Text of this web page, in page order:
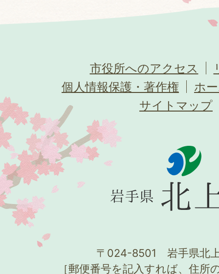
市役所へのアクセス
個人情報保護・著作権
ホ
サイトマップ
〒024-8501 岩手県北
［郵便番号を記入すれば、住所